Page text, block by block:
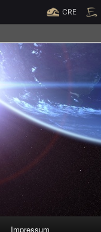
Spende jetzt!
CRE
Impressum